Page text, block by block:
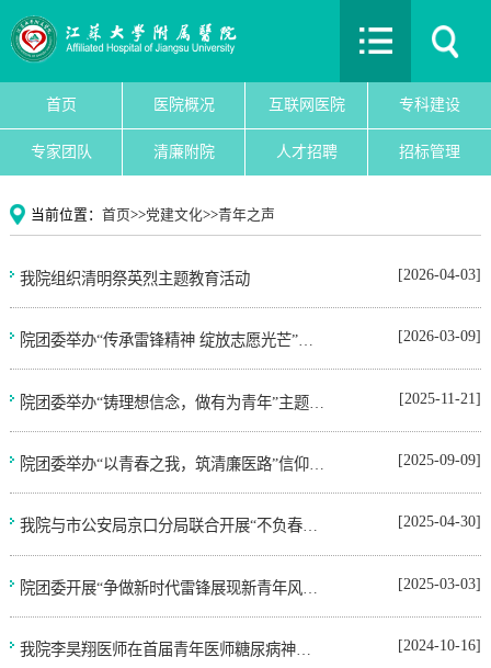
首页 医院概况 互联网医院 专科建设
专家团队 清廉附院 人才招聘 招标管理
当前位置： 首页>>党建文化>>青年之声
我院组织清明祭英烈主题教育活动 [2026-04-03]
院团委举办“传承雷锋精神 绽放志愿光芒”信仰公开课 [2026-03-09]
[2025-11-21]
院团委举办“以青春之我，筑清廉医路”信仰公开课 [2025-09-09]
我院与市公安局京口分局联合开展“不负春光 书香为伴”朗读分享会 [2025-04-30]
院团委开展“争做新时代雷锋展现新青年风采” 志愿服务活动 [2025-03-03]
我院李昊翔医师在首届青年医师糖尿病神经病变病例演讲大赛中夺冠 [2024-10-16]
首页
互联网医院
专科建设
党建文化
清廉附院